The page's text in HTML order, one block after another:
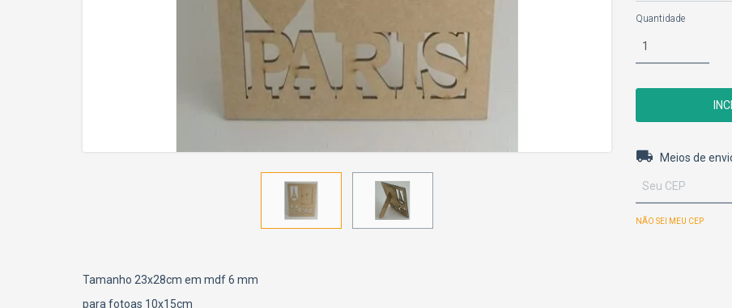
Quantidade
Entregas para o
Meios de
NÃO SEI MEU CEP
Tamanho 23x28cm em mdf 6 mm
para fotoas 10x15cm